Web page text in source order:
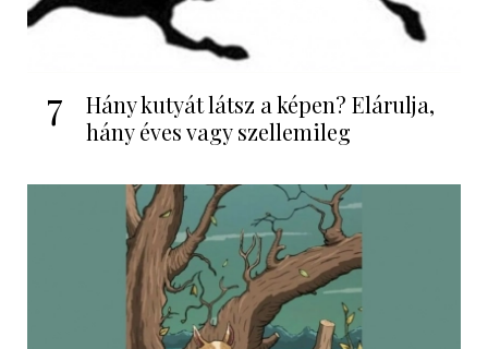
7
Hány kutyát látsz a képen? Elárulja,
hány éves vagy szellemileg